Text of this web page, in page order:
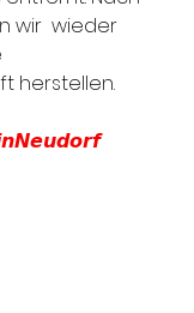
wir  wieder
herstellen.